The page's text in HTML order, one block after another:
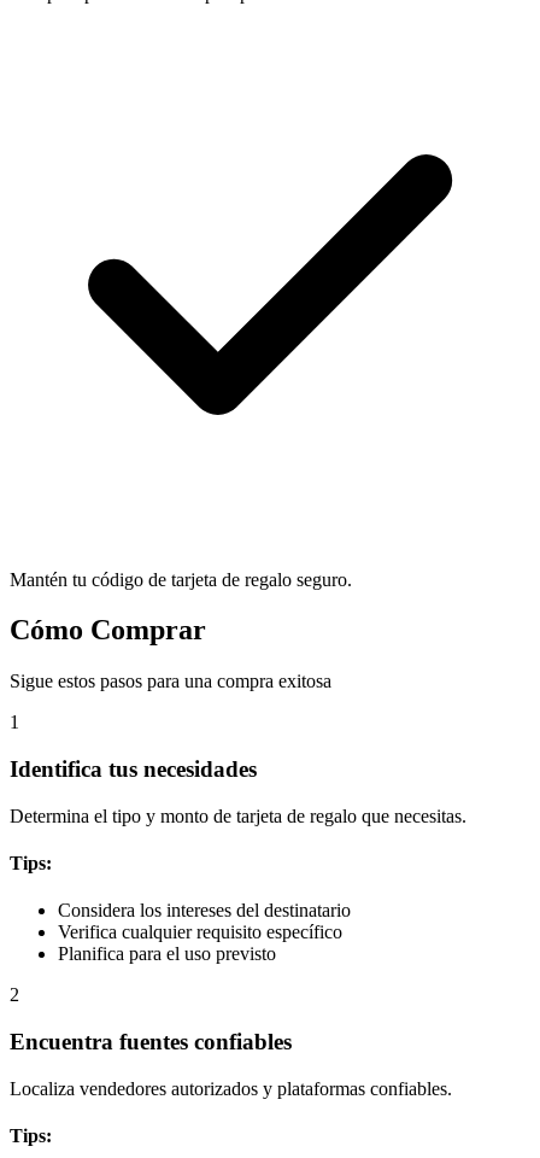
Mantén tu código de tarjeta de regalo seguro.
Cómo Comprar
Sigue estos pasos para una compra exitosa
1
Identifica tus necesidades
Determina el tipo y monto de tarjeta de regalo que necesitas.
Tips:
Considera los intereses del destinatario
Verifica cualquier requisito específico
Planifica para el uso previsto
2
Encuentra fuentes confiables
Localiza vendedores autorizados y plataformas confiables.
Tips: